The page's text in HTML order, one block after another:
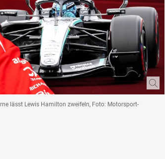
lässt Lewis Hamilton zweifeln, Foto: Motorsport-